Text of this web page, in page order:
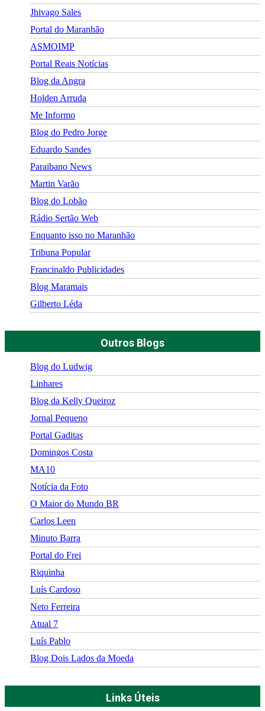
Jhivago Sales
Portal do Maranhão
ASMOIMP
Portal Reais Notí­cias
Blog da Angra
Holden Arruda
Me Informo
Blog do Pedro Jorge
Eduardo Sandes
Paraibano News
Martin Varão
Blog do Lobão
Rádio Sertão Web
Enquanto isso no Maranhão
Tribuna Popular
Francinaldo Publicidades
Blog Maramais
Gilberto Léda
Outros Blogs
Blog do Ludwig
Linhares
Blog da Kelly Queiroz
Jornal Pequeno
Portal Gaditas
Domingos Costa
MA10
Notícia da Foto
O Maior do Mundo BR
Carlos Leen
Minuto Barra
Portal do Frei
Riquinha
Luís Cardoso
Neto Ferreira
Atual 7
Luís Pablo
Blog Dois Lados da Moeda
Links Úteis